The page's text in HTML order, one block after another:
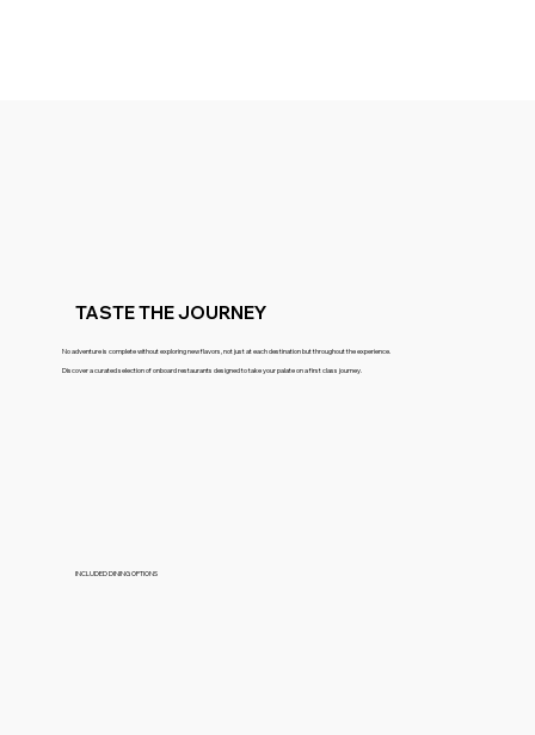
TASTE THE JOURNEY
No adventure is complete without exploring new flavors, not just at each destination but throughout the experience.
Discover a curated selection of onboard restaurants designed to take your palate on a first class journey.
INCLUDED DINING OPTIONS